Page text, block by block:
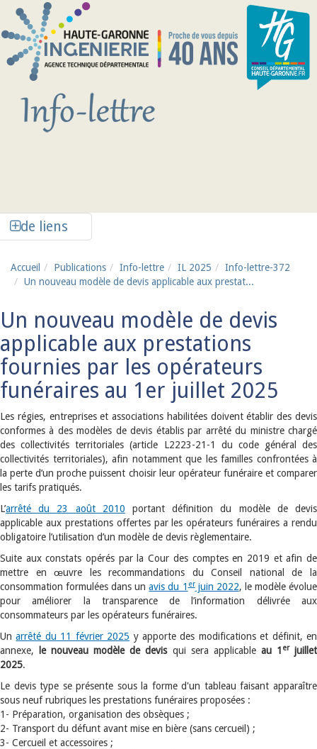
Aller au contenu principal
de liens
Accueil Publications Info-lettre IL 2025
Info-lettre-372
Un nouveau modèle de devis applicable aux prestat...
Un nouveau modèle de devis
applicable aux prestations
fournies par les opérateurs
funéraires au 1er juillet 2025
Les régies, entreprises et associations habilitées doivent établir des devis
conformes à des modèles de devis établis par arrêté du ministre chargé
des collectivités territoriales (article L2223-21-1 du code général des
collectivités territoriales), afin notamment que les familles confrontées à
la perte d’un proche puissent choisir leur opérateur funéraire et comparer
les tarifs pratiqués.
L’arrêté du 23 août 2010 portant définition du modèle de devis
applicable aux prestations offertes par les opérateurs funéraires a rendu
obligatoire l’utilisation d’un modèle de devis règlementaire.
Suite aux constats opérés par la Cour des comptes en 2019 et afin de
mettre en œuvre les recommandations du Conseil national de la
consommation formulées dans unavis du 1erjuin 2022, le modèle évolue
pour améliorer la transparence de l’information délivrée aux
consommateurs par les opérateurs funéraires.
Unarrêté du 11 février 2025 y apporte des modifications et définit, en
annexe,
le nouveau modèle de devisqui sera applicable au 1 erjuillet
2025.
Le devis type se présente sous la forme d'un tableau faisant apparaître
sous neuf rubriques les prestations funéraires proposées :
1- Préparation, organisation des obsèques ;
2- Transport du défunt avant mise en bière (sans cercueil) ;
3- Cercueil et accessoires ;